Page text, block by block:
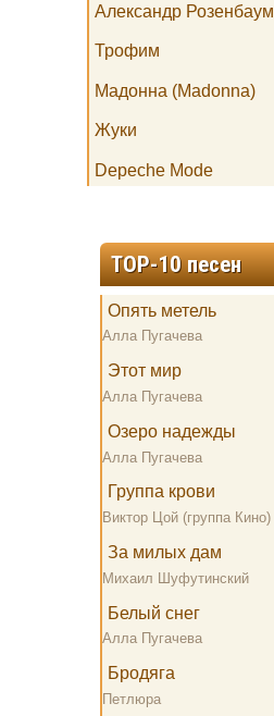
Александр Розенбаум
Трофим
Мадонна (Madonna)
Жуки
Depeche Mode
TOP-10 песен
Опять метель
Алла Пугачева
Этот мир
Алла Пугачева
Озеро надежды
Алла Пугачева
Группа крови
Виктор Цой (группа Кино)
За милых дам
Михаил Шуфутинский
Белый снег
Алла Пугачева
Бродяга
Петлюра